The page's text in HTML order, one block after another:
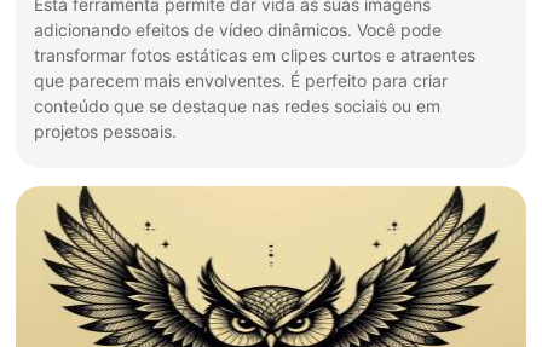
adicionando efeitos de vídeo dinâmicos. Você pode
transformar fotos estáticas em clipes curtos e atraentes
que parecem mais envolventes. É perfeito para criar
conteúdo que se destaque nas redes sociais ou em
projetos pessoais.